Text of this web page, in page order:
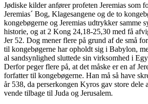
Jødiske kilder anfører profeten Jeremias som
Jeremias´ Bog, Klagesangene og de to
kongebøgerne og Jeremias udtrykker samme
historie, og at 2 Kong 24,18-25,30 med få
Jer 52. Dog mener flere på grund af de små
til kongebøgerne har opholdt sig i Babylon,
al sandsynlighed sluttede sin virksomhed i
Derfor peger flere på, at det måske er en af
forfatter til kongebøgerne. Han må så have
år 538, da perserkongen Kyros gav store
vende tilbage til Juda og Jerusalem.